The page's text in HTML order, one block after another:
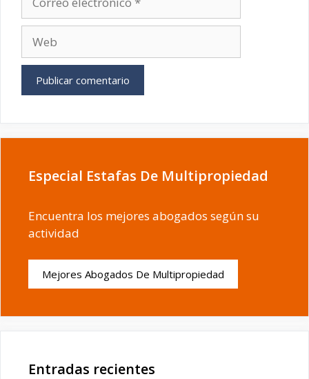
electrónico
Especial Estafas De Multipropiedad
Encuentra los mejores abogados según su
actividad
Mejores Abogados De Multipropiedad
Entradas recientes